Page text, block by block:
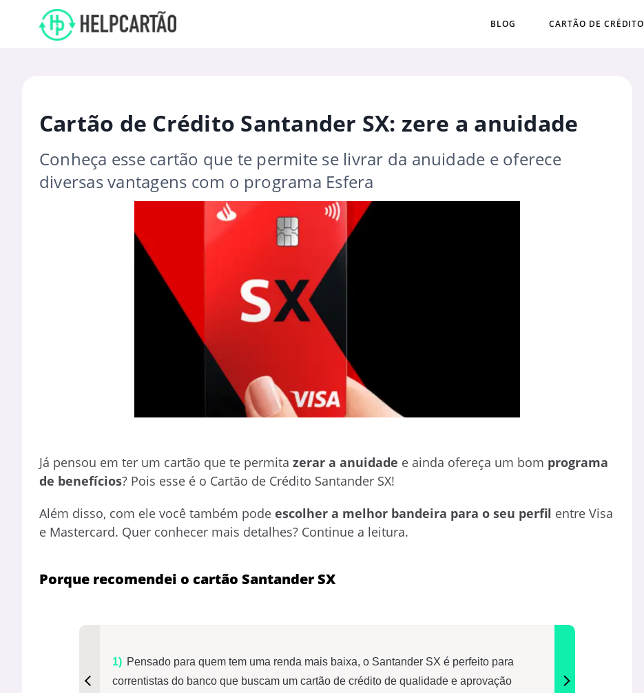
BLOG CARTÃO DE CRÉDITO
Cartão de Crédito Santander SX: zere a anuidade
Conheça esse cartão que te permite se livrar da anuidade e oferece
diversas vantagens com o programa Esfera
Já pensou em ter um cartão que te permita zerar a anuidade e ainda ofereça um bom programa
de benefícios? Pois esse é o Cartão de Crédito Santander SX!
Além disso, com ele você também pode escolher a melhor bandeira para o seu perfil entre Visa
e Mastercard. Quer conhecer mais detalhes? Continue a leitura.
Porque recomendei o cartão Santander SX
Pensado para quem tem uma renda mais baixa, o Santander SX é perfeito para
correntistas do banco que buscam um cartão de crédito de qualidade e aprovação